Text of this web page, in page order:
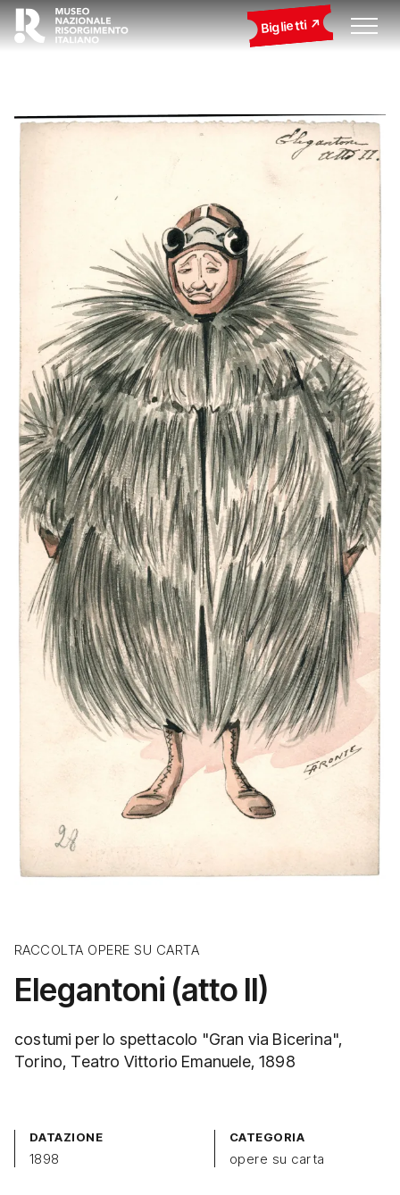
Biglietti
RACCOLTA OPERE SU CARTA
Elegantoni (atto II)
costumi per lo spettacolo "Gran via Bicerina",
Torino, Teatro Vittorio Emanuele, 1898
DATAZIONE
1898
CATEGORIA
opere su carta